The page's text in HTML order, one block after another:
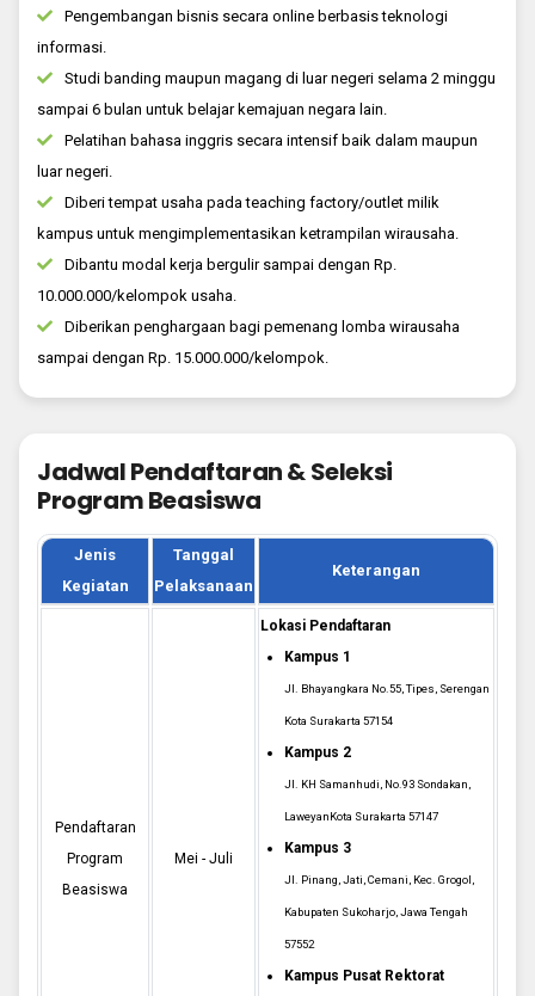
Pengembangan bisnis secara online berbasis teknologi
informasi.
Studi banding maupun magang di luar negeri selama 2 minggu
sampai 6 bulan untuk belajar kemajuan negara lain.
Pelatihan bahasa inggris secara intensif baik dalam maupun
luar negeri.
Diberi tempat usaha pada teaching factory/outlet milik
kampus untuk mengimplementasikan ketrampilan wirausaha.
Dibantu modal kerja bergulir sampai dengan Rp.
10.000.000/kelompok usaha.
Diberikan penghargaan bagi pemenang lomba wirausaha
sampai dengan Rp. 15.000.000/kelompok.
Jadwal Pendaftaran & Seleksi
Program Beasiswa
Jenis
Kegiatan
Tanggal
Pelaksanaan
Keterangan
Pendaftaran
Program
Beasiswa
Mei - Juli
Lokasi Pendaftaran
Kampus 1
Jl. Bhayangkara No.55, Tipes, Serengan
Kota Surakarta 57154
Kampus 2
Jl. KH Samanhudi, No.93 Sondakan,
LaweyanKota Surakarta 57147
Kampus 3
Jl. Pinang, Jati, Cemani, Kec. Grogol,
Kabupaten Sukoharjo, Jawa Tengah
57552
Kampus Pusat Rektorat